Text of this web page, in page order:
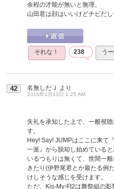
余程の才能が無いと無理。
山田君は顔はいいけどチビだし
それな！ 238 う
42 名無しだＪ より
2016年1月13日 1:25 AM
失礼を承知した上で、一般視
す。
Hey! Say! JUMPはここに来て
一派』から脱却し始めている
いるつもりは無くて、世間一
きたり(伊野尾君とか最たる例
けしそうな感じを受けます。
ただ、Kis-My-Ft2は舞祭組の